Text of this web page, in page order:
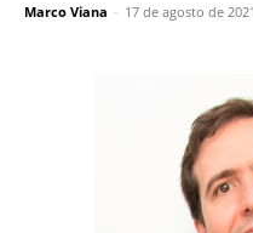
Marco Viana - 17 de agosto de 2021